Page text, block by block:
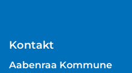
Kontakt
Aabenraa Kommune